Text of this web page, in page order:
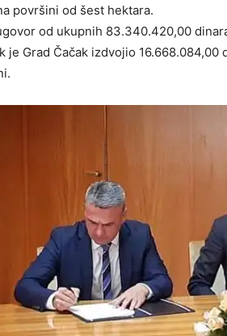
površini od šest hektara.
od ukupnih 83.340.420,00
je Grad Čačak izdvojio